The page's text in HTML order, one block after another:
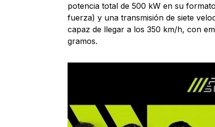
potencia total de 500 kW en su
fuerza) y una transmisión de siete
capaz de llegar a los 350 km/h, con
gramos.